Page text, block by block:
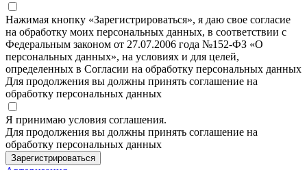
Нажимая кнопку «Зарегистрироваться», я даю свое согласие
на обработку моих персональных данных, в соответствии с
Федеральным законом от 27.07.2006 года №152-ФЗ «О
персональных данных», на условиях и для целей,
определенных в Согласии на обработку персональных данных
Для продолжения вы должны принять соглашение на
обработку персональных данных
Я принимаю условия соглашения.
Для продолжения вы должны принять соглашение на
обработку персональных данных
Зарегистрироваться